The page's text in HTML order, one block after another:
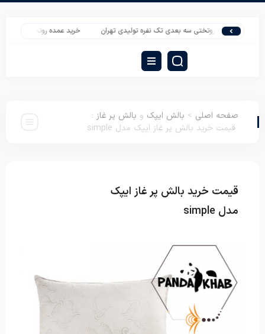
قیمت روتختی سه بعدی تک نفره تولیدی تهران خرید عمده روتختی دونفره شیک
صفحه اصلی > بالش ایپک و بالش پر غاز :
قیمت خرید بالش پر غاز ایپک مدل simple
قیمت خرید بالش پر غاز ایپک
مدل simple